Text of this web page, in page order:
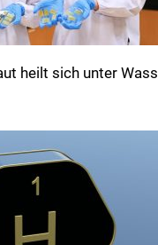
heilt sich unter